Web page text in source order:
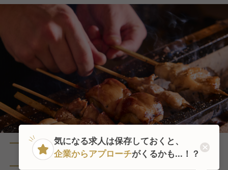
直近1人がこの求人を検討中
気になる求人は保存しておくと、
企業からアプローチがくるかも...！？